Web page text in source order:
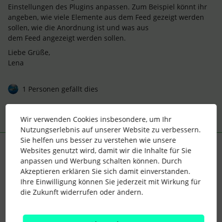
Einstellungen des Plugins anpassen. Zum Beispiel könnt ihr
angeben, wie viele Elemente aus dem Feed gezeigt werden
sollen, wie die Anordnung ist und was aus
dem Feed angezeigt werden sollen.
Liebe Grüße,
Lena
1 Personen gefällt dies
BEC Forum|Forum|3 years ago
@22PIHRW,
die einfachste Möglichkeit (natürlich): einen
Implementierungspartner mit einschalten, der das für Euch
darum kümmert.
Wir verwenden Cookies insbesondere, um Ihr
Nutzungserlebnis auf unserer Website zu verbessern.
Sie helfen uns besser zu verstehen wie unsere
Websites genutzt wird, damit wir die Inhalte für Sie
anpassen und Werbung schalten können. Durch
Akzeptieren erklären Sie sich damit einverstanden.
Ihre Einwilligung können Sie jederzeit mit Wirkung für
die Zukunft widerrufen oder ändern.